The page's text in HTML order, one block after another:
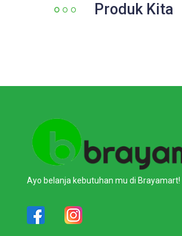
Produk Kita
Ayo belanja kebutuhan mu di Brayamart!